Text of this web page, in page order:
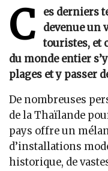
C
es derniers
devenue un
touristes, et
du monde entier
plages et y passer
De nombreuses
de la Thaïlande
pays offre un
d’installations
historique, de